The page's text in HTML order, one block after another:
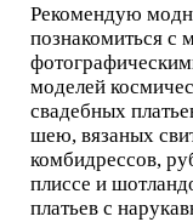
Рекомендую
познакомиться с
моделей
свадебных
шею, вязаных
комбидрессов,
плиссе и
платьев с